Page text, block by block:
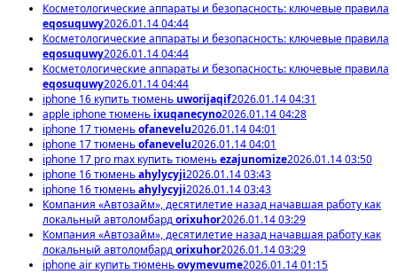
Косметологические аппараты и безопасность: ключевые правила
eqosuquwy2026.01.14 04:44
Косметологические аппараты и безопасность: ключевые правила
eqosuquwy2026.01.14 04:44
Косметологические аппараты и безопасность: ключевые правила
eqosuquwy2026.01.14 04:44
iphone 16 купить тюменьuworijaqif2026.01.14 04:31
apple iphone тюмень ixuqanecyno2026.01.14 04:28
iphone 17 тюменьofanevelu2026.01.14 04:01
iphone 17 тюменьofanevelu2026.01.14 04:01
iphone 17 pro max купить тюменьezajunomize2026.01.14 03:50
iphone 16 тюменьahylycyji2026.01.14 03:43
iphone 16 тюменьahylycyji2026.01.14 03:43
Компания «Автозайм», десятилетие назад начавшая работу как
локальный автоломбардorixuhor2026.01.14 03:29
Компания «Автозайм», десятилетие назад начавшая работу как
локальный автоломбардorixuhor2026.01.14 03:29
iphone air купить тюменьovymevume2026.01.14 01:15